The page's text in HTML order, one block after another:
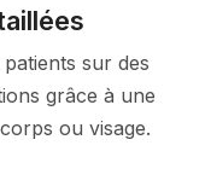
sur des
grâce à une
ou visage.